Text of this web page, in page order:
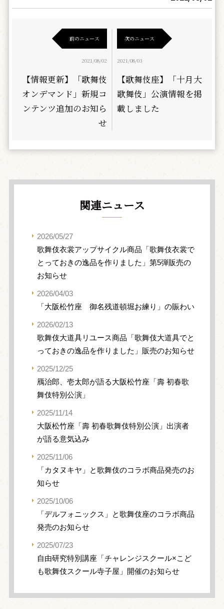
前のニュース
2021/08/02
【情報更新】「歌舞伎
オンデマンド」新規コ
ンテンツ追加のお知ら
せ
次のニュース
2021/08/03
【歌舞伎座】「十月大
歌舞伎」公演情報を掲
載しました
関連ニュース
2026/05/27
歌舞伎衣裳アップサイクル商品「歌舞伎衣裳で
とっておきの逸品を作りました」第5弾販売の
お知らせ
2026/04/03
「大阪松竹座 御名残道頓堀お練り」の賑わい
2026/02/13
歌舞伎大道具リユース商品「歌舞伎大道具でと
っておきの逸品を作りました」販売のお知らせ
2025/12/25
鴈治郎、壱太郎が語る大阪松竹座「壽 初春歌
舞伎特別公演」
2025/11/14
大阪松竹座「壽 初春歌舞伎特別公演」出演者
が語る意気込み
2025/11/06
「カタヌキヤ」と歌舞伎のコラボ商品発売のお
知らせ
2025/10/06
「デルフォニックス」と歌舞伎座のコラボ商品
発売のお知らせ
2025/07/23
自由研究特別講座「チャレンジスクール×こど
も歌舞伎スクール寺子屋」開催のお知らせ